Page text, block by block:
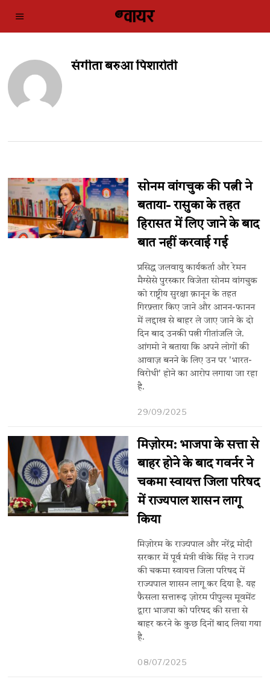
संगीता बरुआ पिशारोती
सोनम वांगचुक की पत्नी ने
बताया- रासुका के तहत
हिरासत में लिए जाने के बाद
बात नहीं करवाई गई
प्रसिद्ध जलवायु कार्यकर्ता और रेमन
मैग्सेसे पुरस्कार विजेता सोनम वांगचुक
को राष्ट्रीय सुरक्षा क़ानून के तहत
गिरफ़्तार किए जाने और आनन-फानन
में लद्दाख से बाहर ले जाए जाने के दो
दिन बाद उनकी पत्नी गीतांजलि जे.
आंगमो ने बताया कि अपने लोगों की
आवाज़ बनने के लिए उन पर 'भारत-
विरोधी' होने का आरोप लगाया जा रहा
है.
29/09/2025
मिज़ोरम: भाजपा के सत्ता से
बाहर होने के बाद गवर्नर ने
चकमा स्वायत्त जिला परिषद
में राज्यपाल शासन लागू
किया
मिज़ोरम के राज्यपाल और नरेंद्र मोदी
सरकार में पूर्व मंत्री वीके सिंह ने राज्य
की चकमा स्वायत्त जिला परिषद में
राज्यपाल शासन लागू कर दिया है. यह
फैसला सत्तारूढ़ ज़ोरम पीपुल्स मूवमेंट
द्वारा भाजपा को परिषद की सत्ता से
बाहर करने के कुछ दिनों बाद लिया गया
है.
08/07/2025